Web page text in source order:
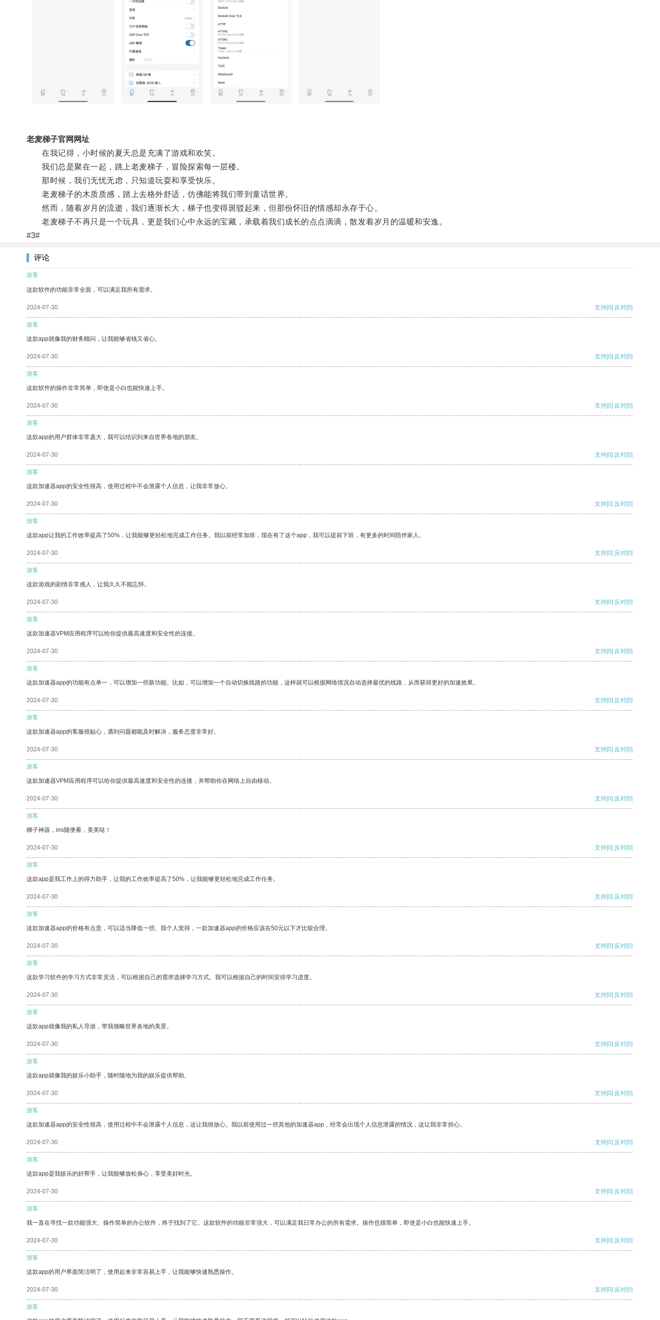
老麦梯子官网网址
在我记得，小时候的夏天总是充满了游戏和欢笑。
我们总是聚在一起，跳上老麦梯子，冒险探索每一层楼。
那时候，我们无忧无虑，只知道玩耍和享受快乐。
老麦梯子的木质质感，踏上去格外舒适，仿佛能将我们带到童话世界。
然而，随着岁月的流逝，我们逐渐长大，梯子也变得斑驳起来，但那份怀旧的情感却永存于心。
老麦梯子不再只是一个玩具，更是我们心中永远的宝藏，承载着我们成长的点点滴滴，散发着岁月的温暖和安逸。
#3#
评论
游客
这款软件的功能非常全面，可以满足我所有需求。
2024-07-30 支持[0] 反对[0]
游客
这款app就像我的财务顾问，让我能够省钱又省心。
2024-07-30 支持[0] 反对[0]
游客
这款软件的操作非常简单，即使是小白也能快速上手。
2024-07-30 支持[0] 反对[0]
游客
这款app的用户群体非常庞大，我可以结识到来自世界各地的朋友。
2024-07-30 支持[0] 反对[0]
游客
这款加速器app的安全性很高，使用过程中不会泄露个人信息，让我非常放心。
2024-07-30 支持[0] 反对[0]
游客
这款app让我的工作效率提高了50%，让我能够更轻松地完成工作任务。我以前经常加班，现在有了这个app，我可以提前下班，有更多的时间陪伴家人。
2024-07-30 支持[0] 反对[0]
游客
这款游戏的剧情非常感人，让我久久不能忘怀。
2024-07-30 支持[0] 反对[0]
游客
这款加速器VPM应用程序可以给你提供最高速度和安全性的连接。
2024-07-30 支持[0] 反对[0]
游客
这款加速器app的功能有点单一，可以增加一些新功能。比如，可以增加一个自动切换线路的功能，这样就可以根据网络情况自动选择最优的线路，从而获得更好的加速效果。
2024-07-30 支持[0] 反对[0]
游客
这款加速器app的客服很贴心，遇到问题都能及时解决，服务态度非常好。
2024-07-30 支持[0] 反对[0]
游客
这款加速器VPM应用程序可以给你提供最高速度和安全性的连接，并帮助你在网络上自由移动。
2024-07-30 支持[0] 反对[0]
游客
梯子神器，ins随便看，美美哒！
2024-07-30 支持[0] 反对[0]
游客
这款app是我工作上的得力助手，让我的工作效率提高了50%，让我能够更轻松地完成工作任务。
2024-07-30 支持[0] 反对[0]
游客
这款加速器app的价格有点贵，可以适当降低一些。我个人觉得，一款加速器app的价格应该在50元以下才比较合理。
2024-07-30 支持[0] 反对[0]
游客
这款学习软件的学习方式非常灵活，可以根据自己的需求选择学习方式。我可以根据自己的时间安排学习进度。
2024-07-30 支持[0] 反对[0]
游客
这款app就像我的私人导游，带我领略世界各地的美景。
2024-07-30 支持[0] 反对[0]
游客
这款app就像我的娱乐小助手，随时随地为我的娱乐提供帮助。
2024-07-30 支持[0] 反对[0]
游客
这款加速器app的安全性很高，使用过程中不会泄露个人信息，这让我很放心。我以前使用过一些其他的加速器app，经常会出现个人信息泄露的情况，这让我非常担心。
2024-07-30 支持[0] 反对[0]
游客
这款app是我娱乐的好帮手，让我能够放松身心，享受美好时光。
2024-07-30 支持[0] 反对[0]
游客
我一直在寻找一款功能强大、操作简单的办公软件，终于找到了它。这款软件的功能非常强大，可以满足我日常办公的所有需求。操作也很简单，即使是小白也能快速上手。
2024-07-30 支持[0] 反对[0]
游客
这款app的用户界面简洁明了，使用起来非常容易上手，让我能够快速熟悉操作。
2024-07-30 支持[0] 反对[0]
游客